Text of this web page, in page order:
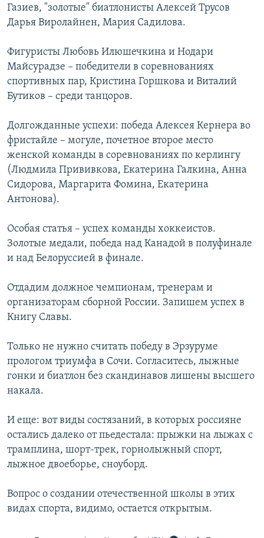
Газиев, "золотые" биатлонисты Алексей Трусов
Дарья Виролайнен, Мария Садилова.
Фигуристы Любовь Илюшечкина и Нодари
Майсурадзе – победители в соревнованиях
спортивных пар, Кристина Горшкова и Виталий
Бутиков – среди танцоров.
Долгожданные успехи: победа Алексея Кернера во
фристайле – могуле, почетное второе место
женской команды в соревнованиях по керлингу
(Людмила Прививкова, Екатерина Галкина, Анна
Сидорова, Маргарита Фомина, Екатерина
Антонова).
Особая статья – успех команды хоккеистов.
Золотые медали, победа над Канадой в полуфинале
и над Белоруссией в финале.
Отдадим должное чемпионам, тренерам и
организаторам сборной России. Запишем успех в
Книгу Славы.
Только не нужно считать победу в Эрзуруме
прологом триумфа в Сочи. Согласитесь, лыжные
гонки и биатлон без скандинавов лишены высшего
накала.
И еще: вот виды состязаний, в которых россияне
остались далеко от пьедестала: прыжки на лыжах с
трамплина, шорт-трек, горнолыжный спорт,
лыжное двоеборье, сноуборд.
Вопрос о создании отечественной школы в этих
видах спорта, видимо, остается открытым.